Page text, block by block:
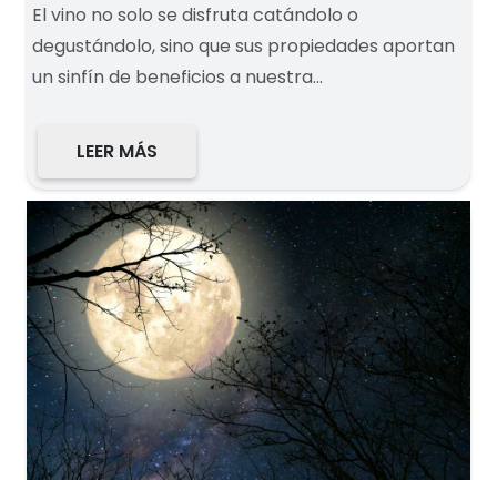
El vino no solo se disfruta catándolo o
degustándolo, sino que sus propiedades aportan
un sinfín de beneficios a nuestra…
LEER MÁS